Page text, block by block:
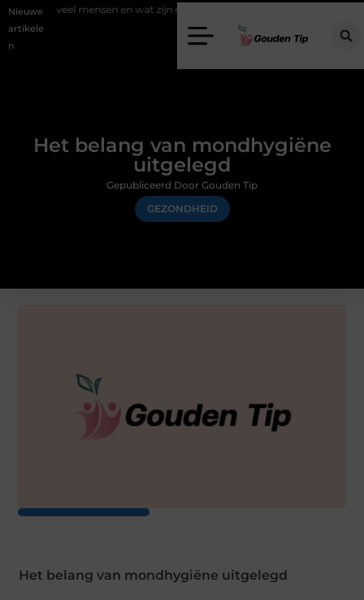
Nieuwe
artikele
n
en wat zijn de mogelijkheden?
Het belang van mondhygiëne
uitgelegd
GEZONDHEID
Gepubliceerd Door Gouden Tip
Het belang van mondhygiëne uitgelegd